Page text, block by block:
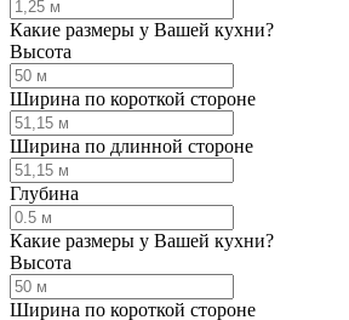
Какие размеры у Вашей кухни?
Высота
Ширина по короткой стороне
Ширина по длинной стороне
Глубина
Какие размеры у Вашей кухни?
Высота
Ширина по короткой стороне